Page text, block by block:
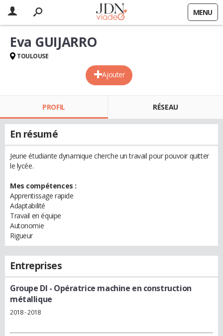
MENU
Ajouter
Eva GUIJARRO
TOULOUSE
PROFIL RÉSEAU
En résumé
Jeune étudiante dynamique cherche un travail pour pouvoir quitter
le lycée.
Mes compétences :
Apprentissage rapide
Adaptabilité
Travail en équipe
Autonomie
Rigueur
Entreprises
Groupe Dl - Opératrice machine en construction
métallique
2018 - 2018